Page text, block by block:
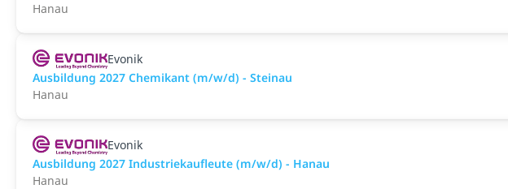
Hanau
Evonik
Ausbildung 2027 Chemikant (m/w/d) - Steinau
Hanau
Evonik
Ausbildung 2027 Industriekaufleute (m/w/d) - Hanau
Hanau